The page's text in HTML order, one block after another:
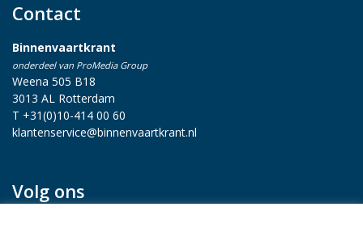
Contact
Binnenvaartkrant
onderdeel van ProMedia Group
Weena 505 B18
3013 AL Rotterdam
T +31(0)10-414 00 60
klantenservice@binnenvaartkrant.nl
Volg ons